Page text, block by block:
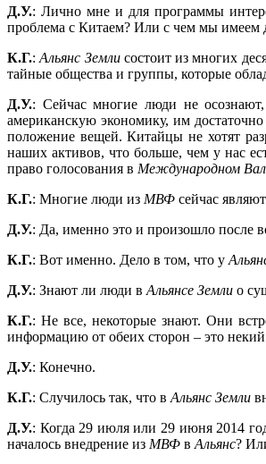
Д.У.: Лично мне и для программы
проблема с Китаем? Или с чем мы имеем
К.Г.:Альянс Землисостоит из многих
тайные общества и группы, которые
Д.У.: Сейчас многие люди не
американскую экономику, им
положение вещей. Китайцы не хотят
наших активов, что больше, чем у нас
право голосования в Международном
К.Г.: Многие люди из МВФ сейчас
Д.У.: Да, именно это и произошло после
К.Г.: Вот именно. Дело в том, что у
Д.У.: Знают ли люди вАльянсе Земли о
К.Г.: Не все, некоторые знают. Они
информацию от обеих сторон – это
Д.У.: Конечно.
К.Г.: Случилось так, что вАльянс Земли
Д.У.: Когда 29 июля или 29 июня 2014
началось внедрение из МВФ вАльянс?